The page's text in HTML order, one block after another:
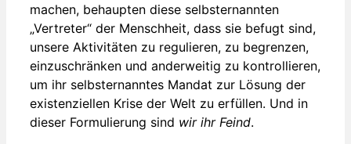
machen, behaupten diese selbsternannten
„Vertreter“ der Menschheit, dass sie befugt sind,
unsere Aktivitäten zu regulieren, zu begrenzen,
einzuschränken und anderweitig zu kontrollieren,
um ihr selbsternanntes Mandat zur Lösung der
existenziellen Krise der Welt zu erfüllen. Und in
dieser Formulierung sind wir ihr Feind.